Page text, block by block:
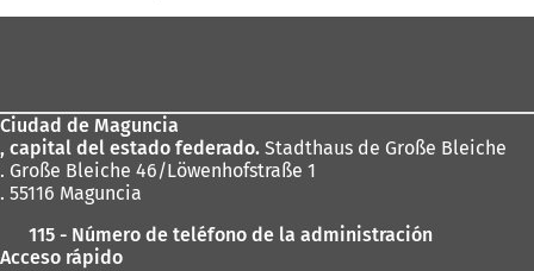
pies
Ciudad de Maguncia
, capital del estado federado. Stadthaus de Große Bleiche
. Große Bleiche 46/Löwenhofstraße 1
. 55116 Maguncia
115 - Número de teléfono de la administración
Acceso rápido